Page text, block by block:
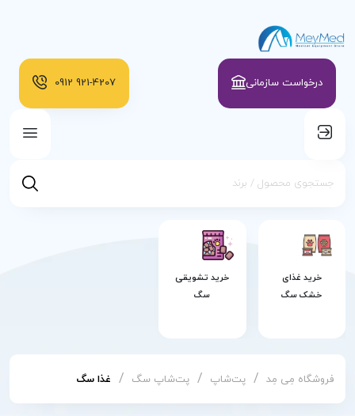
درخواست سازمانی 921-4207
0912
خرید غذای
خشک سگ
خرید تشویقی
سگ
فروشگاه مِی مِد / پت‌شاپ / پت‌شاپ سگ / غذا سگ